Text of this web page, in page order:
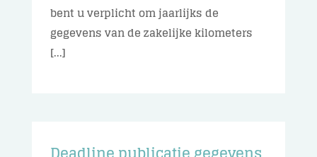
bent u verplicht om jaarlijks de
gegevens van de zakelijke kilometers
[...]